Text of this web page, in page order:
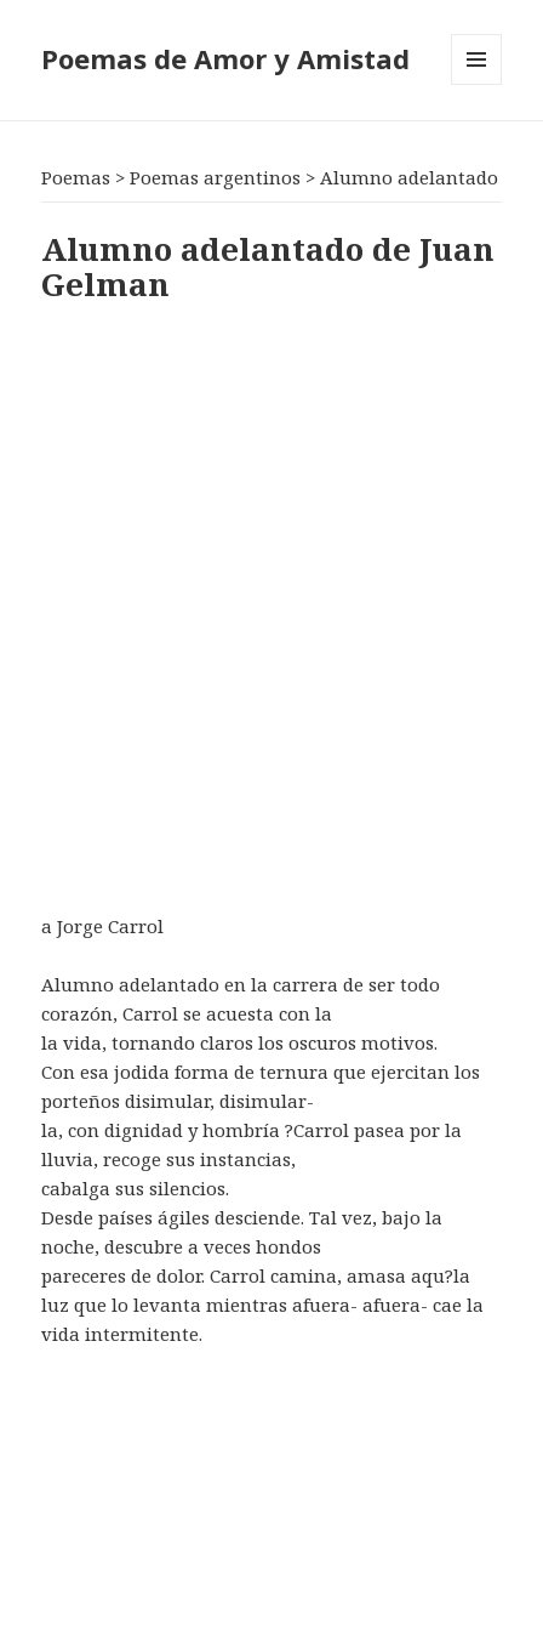
Poemas de Amor y Amistad
Poemas >Poemas argentinos >Alumno adelantado
Alumno adelantado de Juan
Gelman
a Jorge Carrol
Alumno adelantado en la carrera de ser todo
corazón, Carrol se acuesta con la
la vida, tornando claros los oscuros motivos.
Con esa jodida forma de ternura que ejercitan los
porteños disimular, disimular-
la, con dignidad y hombría ?Carrol pasea por la
lluvia, recoge sus instancias,
cabalga sus silencios.
Desde países ágiles desciende. Tal vez, bajo la
noche, descubre a veces hondos
pareceres de dolor. Carrol camina, amasa aqu?la
luz que lo levanta mientras afuera- afuera- cae la
vida intermitente.